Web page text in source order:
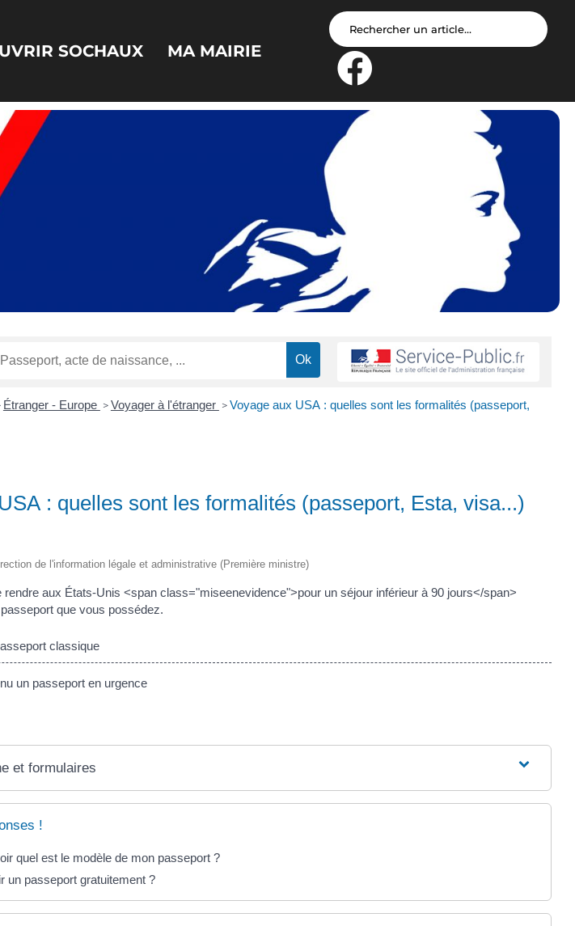
SOCHAUX MA MAIRIE
Étranger - Europe >Voyager à l'étranger >Voyage aux USA : quelles sont les formalités (passeport,
: quelles sont les formalités (passeport, Esta, visa...)
de l'information légale et administrative (Première ministre)
rendre aux États-Unis <span class="miseenevidence">pour un séjour inférieur à 90 jours</span>
que vous possédez.
classique
un passeport en urgence
et formulaires
!
quel est le modèle de mon passeport ?
un passeport gratuitement ?